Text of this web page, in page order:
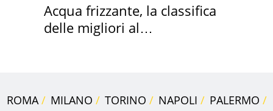
Acqua frizzante, la classifica
delle migliori al
ROMA MILANO TORINO NAPOLI
PALERMO